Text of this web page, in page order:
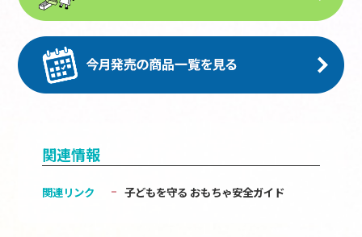
関連情報
関連リンク 子どもを守る おもちゃ安全ガイド